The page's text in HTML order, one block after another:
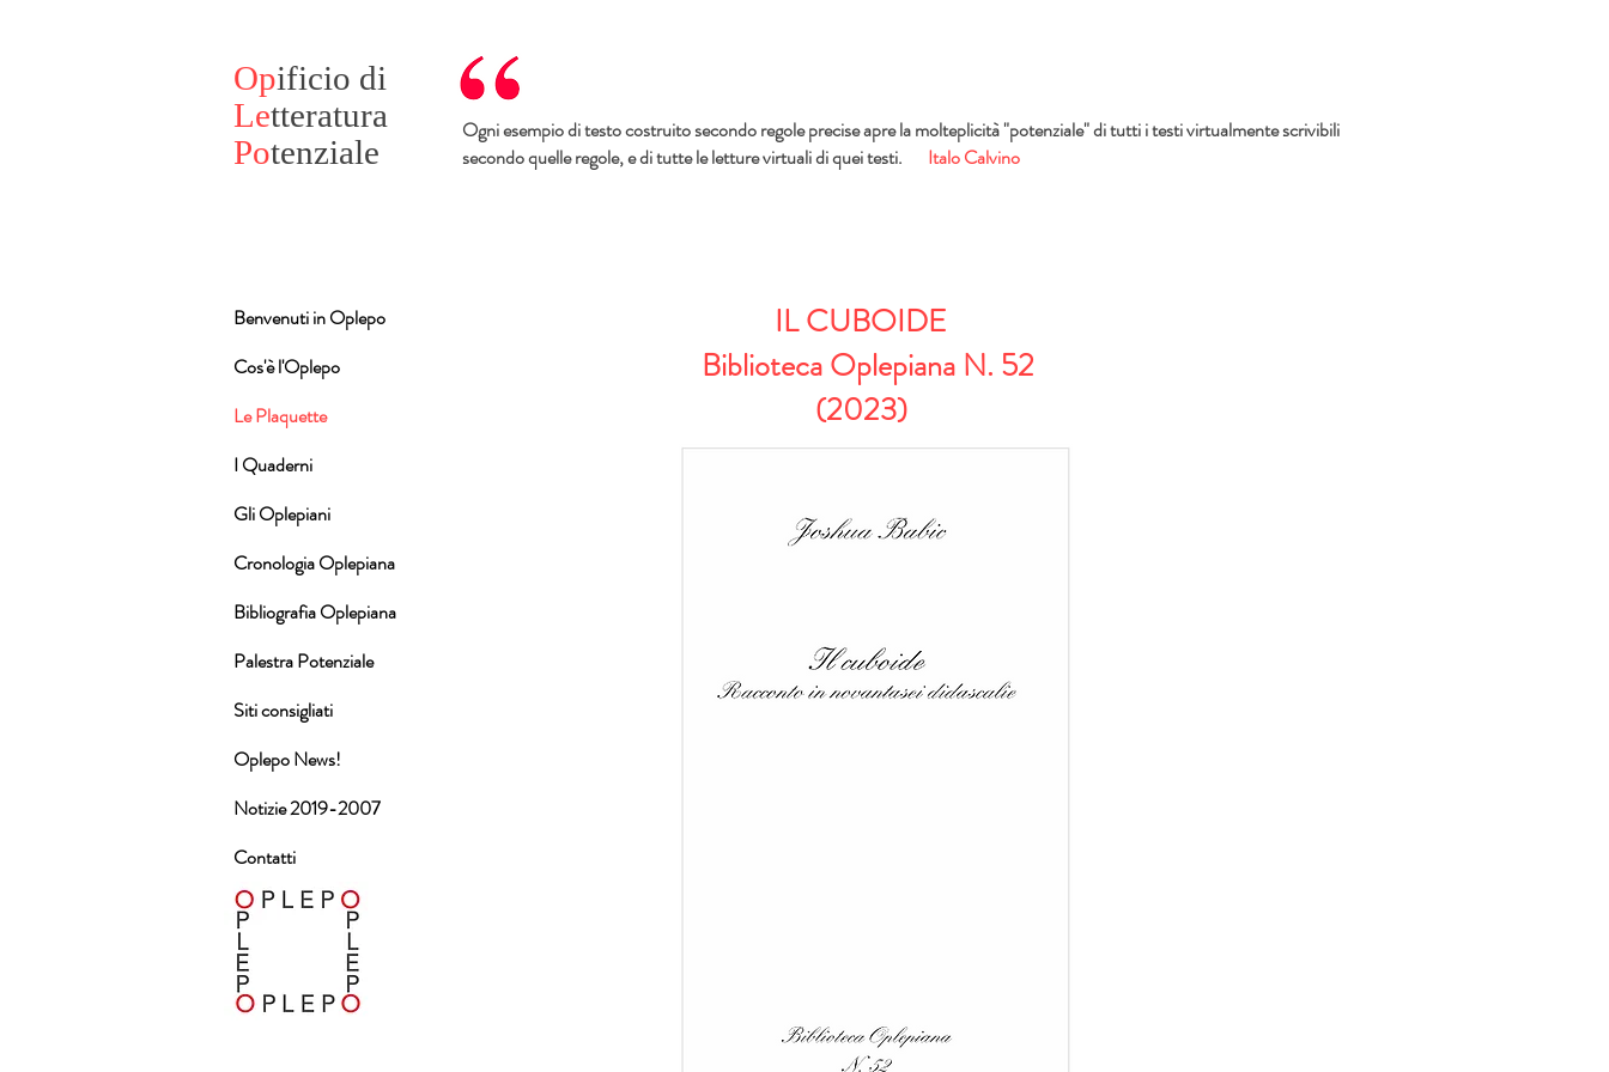
Opificio di
Letteratura
Potenziale
Ogni esempio di testo costruito secondo regole precise apre la molteplicità "potenziale" di tutti i testi virtualmente scrivibili
secondo quelle regole, e di tutte le letture virtuali di quei testi.
Italo Calvino
IL CUBOIDE
Biblioteca Oplepiana N. 52
(2023)
Benvenuti in Oplepo
Cos'è l'Oplepo
Le Plaquette
I Quaderni
Gli Oplepiani
Cronologia Oplepiana
Bibliografia Oplepiana
Palestra Potenziale
Siti consigliati
Oplepo News!
Notizie 2019-2007
Contatti